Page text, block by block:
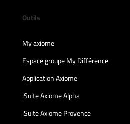
Outils
My axiome
Espace groupe My Différence
Application Axiome
iSuite Axiome Alpha
iSuite Axiome Provence